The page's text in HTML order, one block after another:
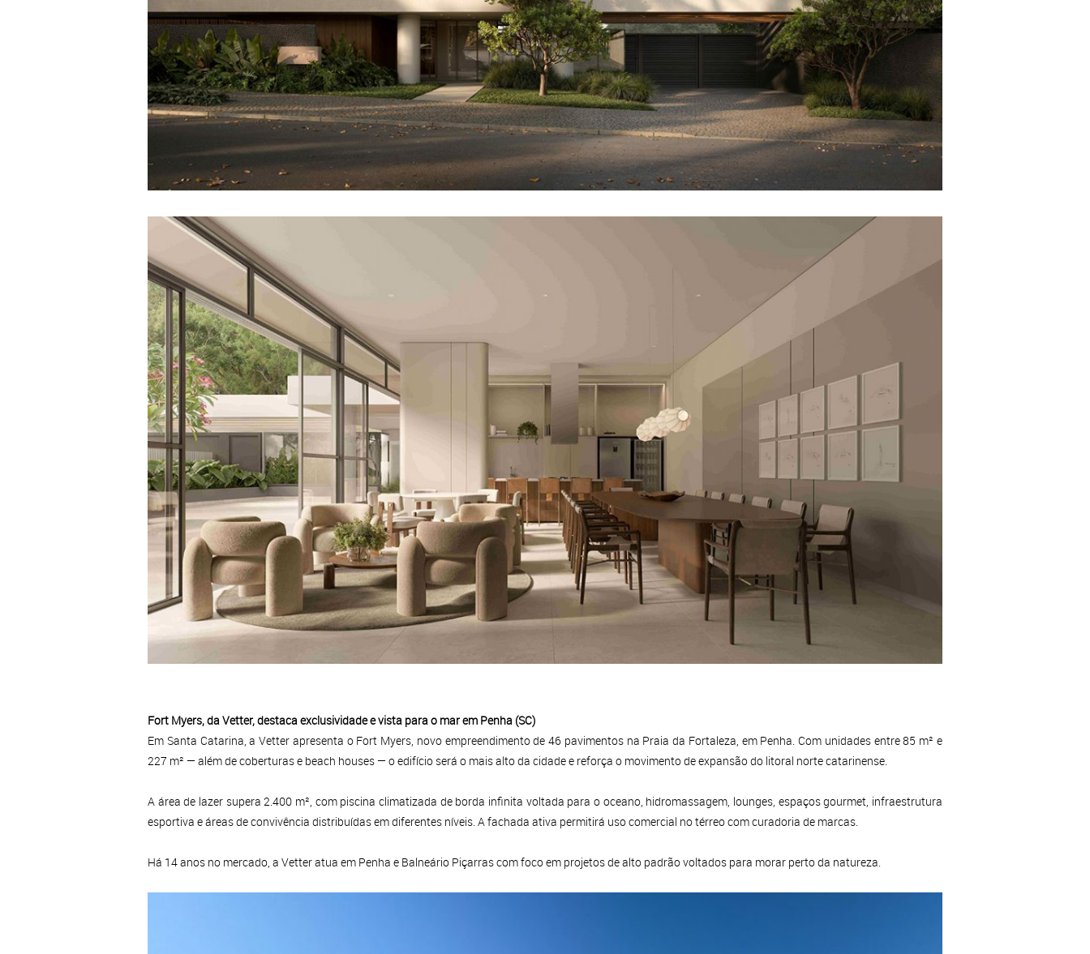
Fort Myers, da Vetter, destaca exclusividade e vista para o mar em Penha (SC)
Em Santa Catarina, a Vetter apresenta o Fort Myers, novo empreendimento de 46 pavimentos na Praia da Fortaleza, em Penha. Com unidades entre 85 m² e
227 m² — além de coberturas e beach houses — o edifício será o mais alto da cidade e reforça o movimento de expansão do litoral norte catarinense.
A área de lazer supera 2.400 m², com piscina climatizada de borda infinita voltada para o oceano, hidromassagem, lounges, espaços gourmet, infraestrutura
esportiva e áreas de convivência distribuídas em diferentes níveis. A fachada ativa permitirá uso comercial no térreo com curadoria de marcas.
Há 14 anos no mercado, a Vetter atua em Penha e Balneário Piçarras com foco em projetos de alto padrão voltados para morar perto da natureza.